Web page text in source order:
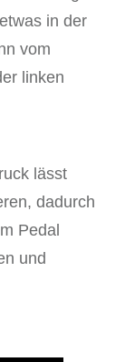
in der
vom
linken
lässt
dadurch
Pedal
und